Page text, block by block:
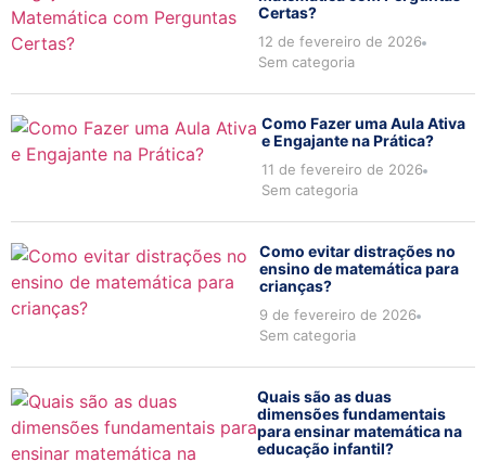
Certas?
12 de fevereiro de 2026
Sem categoria
Como Fazer uma Aula Ativa
e Engajante na Prática?
11 de fevereiro de 2026
Sem categoria
Como evitar distrações no
ensino de matemática para
crianças?
9 de fevereiro de 2026
Sem categoria
Quais são as duas
dimensões fundamentais
para ensinar matemática na
educação infantil?